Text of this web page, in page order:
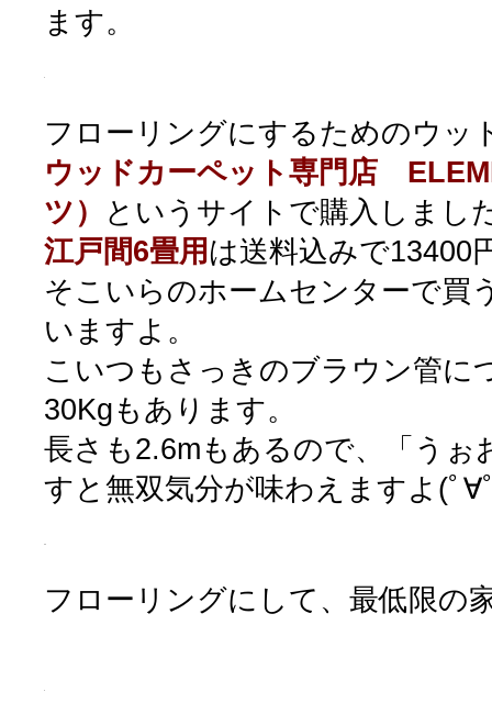
ます。
フローリングにするためのウッ
ウッドカーペット専門店
ツ）
というサイトで購入しまし
江戸間6畳用 は送料込みで13400
そこいらのホームセンターで買
いますよ。
こいつもさっきのブラウン管に
30Kgもあります。
長さも2.6mもあるので、「うぉ
すと無双気分が味わえますよ(ﾟ∀
フローリングにして、最低限の